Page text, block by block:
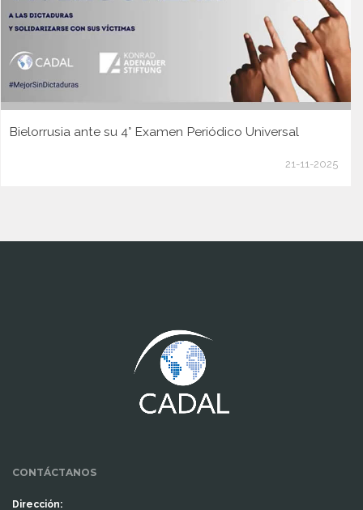
Bielorrusia ante su 4° Examen Periódico Universal
21-11-2025
CONTÁCTANOS
Dirección: